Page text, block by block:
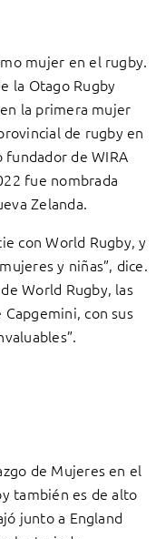
mujer en el rugby.
la Otago Rugby
la primera mujer
de rugby en
fundador de WIRA
fue nombrada
Zelanda.
con World Rugby, y
y niñas”, dice.
World Rugby, las
con sus
de Mujeres en el
también es de alto
junto a England